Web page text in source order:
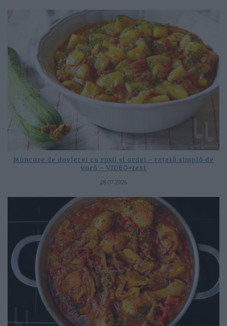
Mâncare de dovlecei cu roșii și ardei – rețetă simplă de
vară – VIDEO+text
28.07.2026